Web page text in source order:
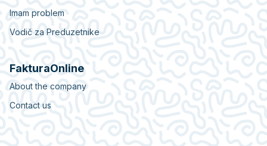
Imam problem
Vodič za Preduzetnike
FakturaOnline
About the company
Contact us